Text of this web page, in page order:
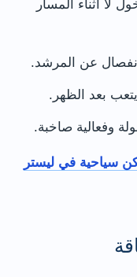
لا أثناء المسار
عن المرشد.
بعد الظهر.
وفعالية صاخبة.
سياحية في ليستر